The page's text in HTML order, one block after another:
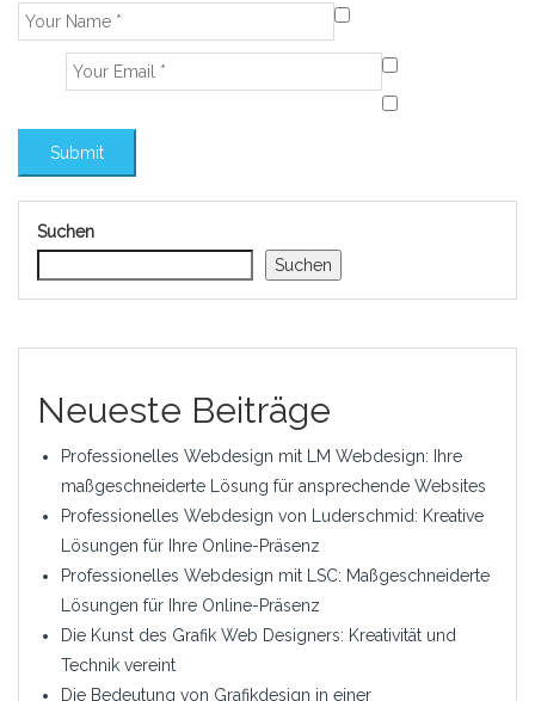
Suchen
Suchen
Neueste Beiträge
Professionelles Webdesign mit LM Webdesign: Ihre
maßgeschneiderte Lösung für ansprechende Websites
Professionelles Webdesign von Luderschmid: Kreative
Lösungen für Ihre Online-Präsenz
Professionelles Webdesign mit LSC: Maßgeschneiderte
Lösungen für Ihre Online-Präsenz
Die Kunst des Grafik Web Designers: Kreativität und
Technik vereint
Die Bedeutung von Grafikdesign in einer